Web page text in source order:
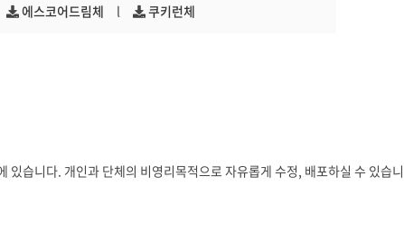
에스코어드림체 l 쿠키런체
있습니다. 개인과 단체의 비영리목적으로 자유롭게 수정, 배포하실 수 있습니